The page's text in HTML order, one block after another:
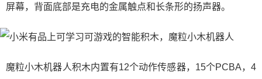
屏幕，背面底部是充电的金属触点和长条形的扬声器。
魔粒小木机器人积木内置有12个动作传感器，15个PCBA，4